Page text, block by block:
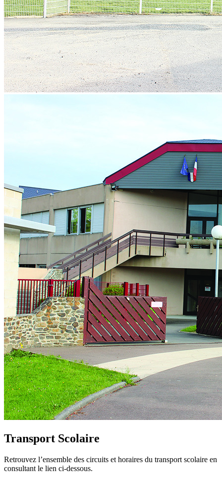
Transport Scolaire
Retrouvez l’ensemble des circuits et horaires du transport scolaire en
consultant le lien ci-dessous.